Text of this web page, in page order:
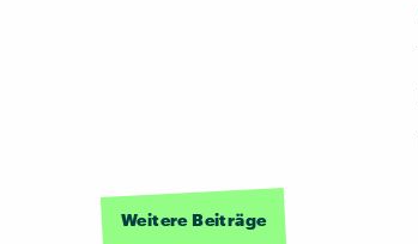
Weitere Beiträge